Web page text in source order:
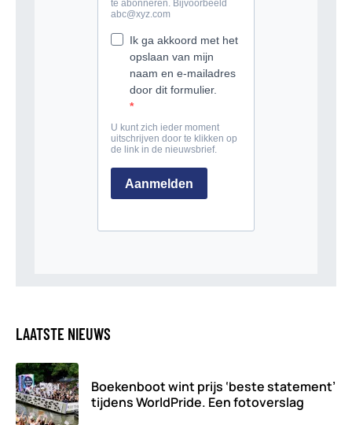
LAATSTE NIEUWS
Boekenboot wint prijs ‘beste statement’
tijdens WorldPride. Een fotoverslag